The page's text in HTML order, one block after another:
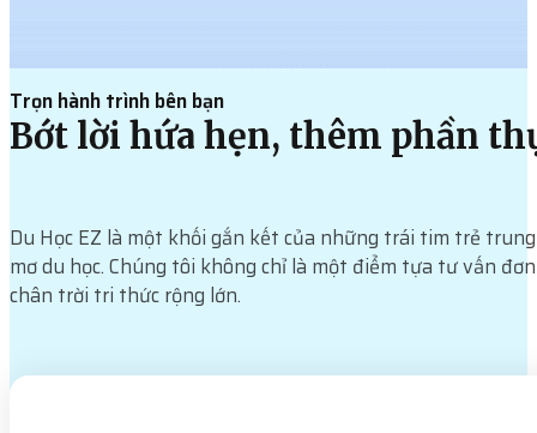
Trọn hành trình bên bạn
Bớt lời hứa hẹn, thêm phần
Du Học EZ là một khối gắn kết của những trái tim trẻ
mơ du học. Chúng tôi không chỉ là một điểm tựa tư vấn
chân trời tri thức rộng lớn.